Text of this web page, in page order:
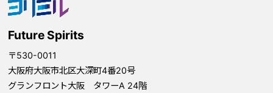
Future Spirits
〒530-0011
大阪府大阪市北区大深町4番20号
グランフロント大阪 タワーA 24階